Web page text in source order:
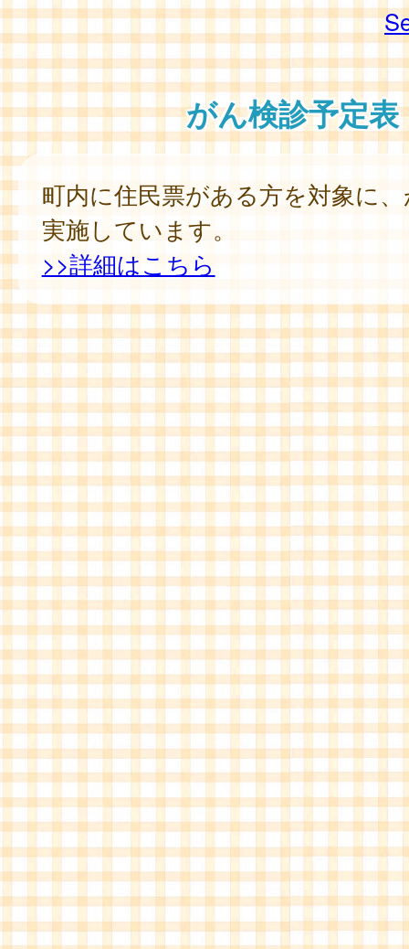
がん検診予定表
町内に住民票がある方を対象に
実施しています。
>>詳細はこちら